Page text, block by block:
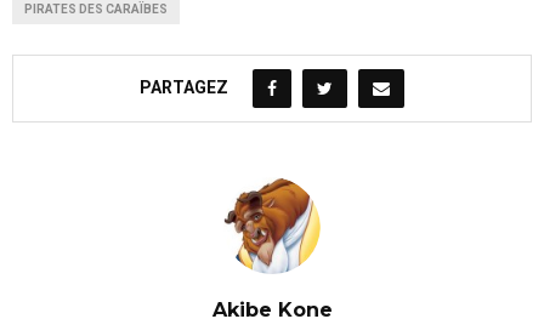
PIRATES DES CARAÏBES
PARTAGEZ
Akibe Kone